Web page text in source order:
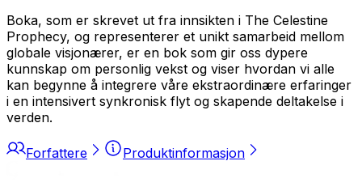
Boka, som er skrevet ut fra innsikten i The Celestine
Prophecy, og representerer et unikt samarbeid mellom
globale visjonærer, er en bok som gir oss dypere
kunnskap om personlig vekst og viser hvordan vi alle
kan begynne å integrere våre ekstraordinære erfaringer
i en intensivert synkronisk flyt og skapende deltakelse i
verden.
Forfattere Produktinformasjon